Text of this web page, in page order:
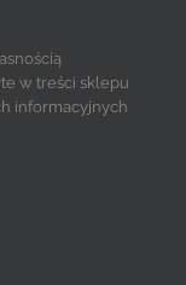
w treści sklepu
informacyjnych